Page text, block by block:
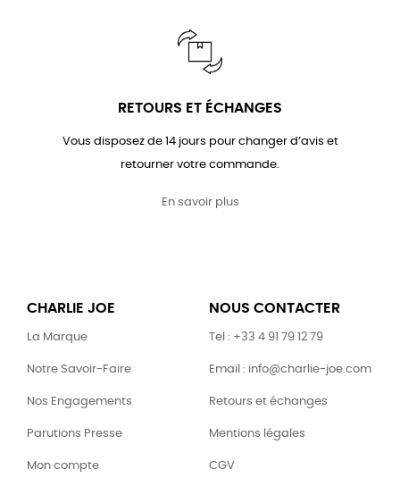
RETOURS ET ÉCHANGES
Vous disposez de 14 jours pour changer d’avis et
retourner votre commande.
En savoir plus
CHARLIE JOE
La Marque
Notre Savoir-Faire
Nos Engagements
Parutions Presse
Mon compte
NOUS CONTACTER
Tel : +33 4 91 79 12 79
Email : info@charlie-joe.com
Retours et échanges
Mentions légales
CGV